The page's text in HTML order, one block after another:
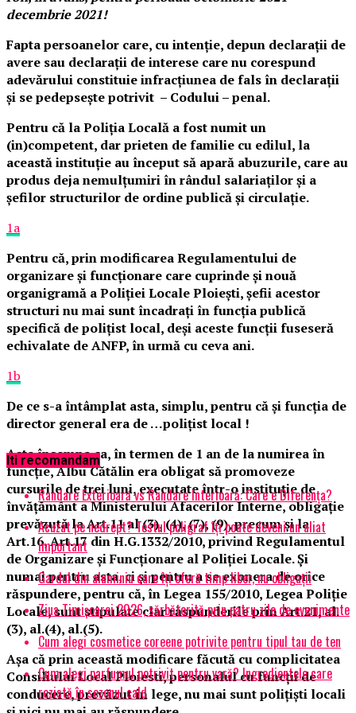
decembrie 2021!
Fapta persoanelor care, cu intenție, depun declarații de
avere sau declarații de interese care nu corespund
adevărului constituie infracțiunea de fals în declarații
și se pedepsește potrivit – Codului – penal.
Pentru că la Poliția Locală a fost numit un
(in)competent, dar prieten de familie cu edilul, la
această instituție au început să apară abuzurile, care au
produs deja nemulțumiri în rândul salariaților și a
șefilor structurilor de ordine publică și circulație.
1a
Pentru că, prin modificarea Regulamentului de
organizare și funcționare care cuprinde și nouă
organigramă a Poliției Locale Ploiești, șefii acestor
structuri nu mai sunt încadrați în funcția publică
specifică de polițist local, deși aceste funcții fuseseră
echivalate de ANFP, în urmă cu ceva ani.
1b
De ce s-a întâmplat asta, simplu, pentru că și funcția de
director general era de …polițist local !
Asta însemna ca, în termen de 1 an de la numirea în
funcție, Albu Cătălin era obligat să promoveze
cursurile de trei luni, executate într-o instituție de
învățământ a Ministerului Afacerilor Interne, obligație
prevăzută la Art.11 al (3), (4), (7), (9), precum și la
Art.16, Art.17 din H.G.1332/2010, privind Regulamentul
de Organizare și Funcționare al Poliției Locale. Și
numai pentru asta, ci și pentru a se exonera de orice
răspundere, pentru că, în Legea 155/2010, Legea Poliție
Locale, sunt stipulate clar răspunderile prin Art.21, al.
(3), al.(4), al.(5).
Așa că prin această modificare făcută cu complicitatea
Consiliului Local Ploiesti, personalul cu funcții de
conducere, prevăzut în lege, nu mai sunt polițiști locali
Iti recomandam
Randare Exterioară vs Randare Interioară: Care e Diferența?
Acuzat pe nedrept? Testul poligraf îţi poate deveni un aliat
important
Gardul din aluminiu care îți oferă timp liber, nu obligații
Ziua Timișoarei 2026, sărbătorită prin patru zile de evenimente
Cum alegi cosmetice coreene potrivite pentru tipul tau de ten
Cum alegi parfumul potrivit pentru vară? Ingredientele care
rezistă în sezonul cald